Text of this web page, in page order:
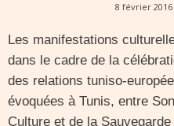
8 février 2016
Les manifestations
dans le cadre de la
des relations tuniso-
évoquées à Tunis, entre
Culture et de la